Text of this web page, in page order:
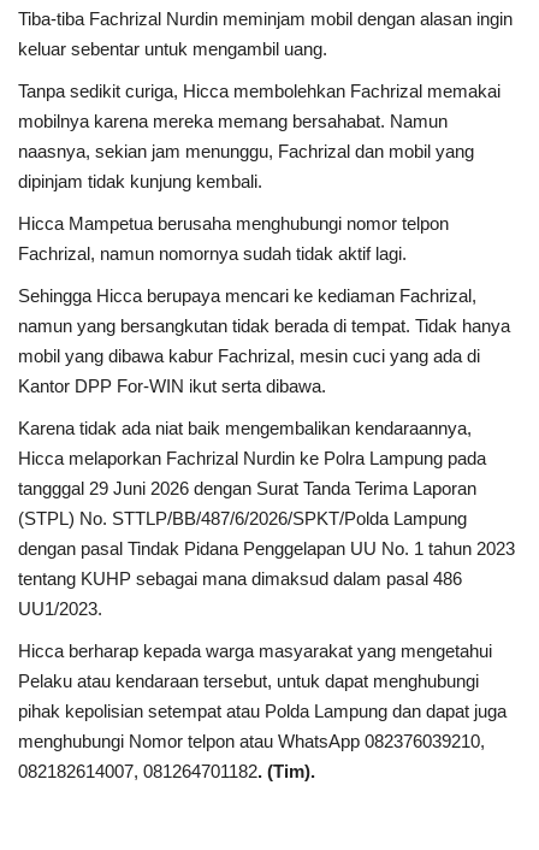
Kaltim
Dunia
Artikel
Ekonomi
Hukum
Nasional
Otomotif
Umum
Gallery
Politik
Daerah
Sumbar
Tiba-tiba Fachrizal Nurdin meminjam mobil dengan alasan ingin
keluar sebentar untuk mengambil uang.
Tanpa sedikit curiga, Hicca membolehkan Fachrizal memakai
mobilnya karena mereka memang bersahabat. Namun
naasnya, sekian jam menunggu, Fachrizal dan mobil yang
dipinjam tidak kunjung kembali.
Hicca Mampetua berusaha menghubungi nomor telpon
Fachrizal, namun nomornya sudah tidak aktif lagi.
Sehingga Hicca berupaya mencari ke kediaman Fachrizal,
namun yang bersangkutan tidak berada di tempat. Tidak hanya
mobil yang dibawa kabur Fachrizal, mesin cuci yang ada di
Kantor DPP For-WIN ikut serta dibawa.
Karena tidak ada niat baik mengembalikan kendaraannya,
Hicca melaporkan Fachrizal Nurdin ke Polra Lampung pada
tangggal 29 Juni 2026 dengan Surat Tanda Terima Laporan
(STPL) No. STTLP/BB/487/6/2026/SPKT/Polda Lampung
dengan pasal Tindak Pidana Penggelapan UU No. 1 tahun 2023
tentang KUHP sebagai mana dimaksud dalam pasal 486
UU1/2023.
Hicca berharap kepada warga masyarakat yang mengetahui
Pelaku atau kendaraan tersebut, untuk dapat menghubungi
pihak kepolisian setempat atau Polda Lampung dan dapat juga
menghubungi Nomor telpon atau WhatsApp 082376039210,
082182614007, 081264701182. (Tim).